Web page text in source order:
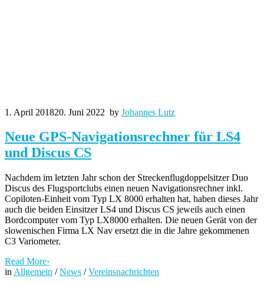
1. April 201820. Juni 2022 by Johannes Lutz
Neue GPS-Navigationsrechner für LS4
und Discus CS
Nachdem im letzten Jahr schon der Streckenflugdoppelsitzer Duo
Discus des Flugsportclubs einen neuen Navigationsrechner inkl.
Copiloten-Einheit vom Typ LX 8000 erhalten hat, haben dieses Jahr
auch die beiden Einsitzer LS4 und Discus CS jeweils auch einen
Bordcomputer vom Typ LX8000 erhalten. Die neuen Gerät von der
slowenischen Firma LX Nav ersetzt die in die Jahre gekommenen
C3 Variometer.
Read More›
in Allgemein /News /Vereinsnachrichten